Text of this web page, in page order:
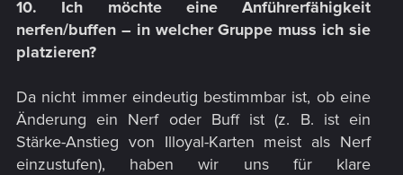
10. Ich möchte eine Anführerfähigkeit
nerfen/buffen – in welcher Gruppe muss ich sie
platzieren?
Da nicht immer eindeutig bestimmbar ist, ob eine
Änderung ein Nerf oder Buff ist (z. B. ist ein
Stärke-Anstieg von Illoyal-Karten meist als Nerf
einzustufen), haben wir uns für klare